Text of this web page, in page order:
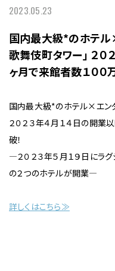
2023.05.23
国内最大級*のホテル
歌舞伎町タワー」 ２０
ヶ月で来館者数１００
国内最大級*のホテル×エン
２０２３年４月１４日の開業
破！
―２０２３年５月１９日にラ
の２つのホテルが開業―
詳しくはこちら≫